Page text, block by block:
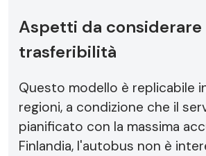
Aspetti da considerare
trasferibilità
Questo modello è replicabile
regioni, a condizione che il
pianificato con la massima
Finlandia, l'autobus non è